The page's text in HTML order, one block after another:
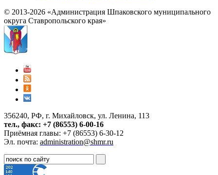
© 2013-2026 «Администрация Шпаковского муниципального
округа Ставропольского края»
356240, РФ, г. Михайловск, ул. Ленина, 113
тел., факс: +7 (86553) 6-00-16
Приёмная главы: +7 (86553) 6-30-12
Эл. почта: administration@shmr.ru